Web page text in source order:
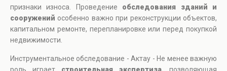
признаки износа. Проведение обследования зданий и
сооружений особенно важно при реконструкции объектов,
капитальном ремонте, перепланировке или перед покупкой
недвижимости.
Инструментальное обследование - Актау - Не менее важную